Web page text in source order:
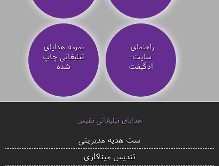
راهنمای-
سایت-
ادگیفت
نمونه هدایای
تبلیغاتی چاپ
شده
هدایای تبلیغاتی نفیس
ست هدیه مدیریتی
تندیس میناکاری